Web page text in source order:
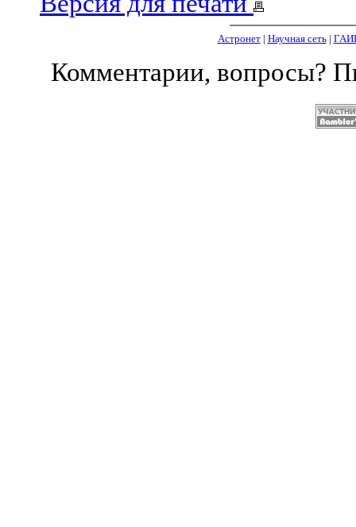
Астронет| Научная сеть|
Комментарии, вопросы?